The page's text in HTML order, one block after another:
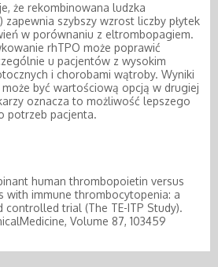
że rekombinowana ludzka
szybszy wzrost liczby płytek
w porównaniu z eltrombopagiem.
rhTPO może poprawić
u pacjentów z wysokim
i chorobami wątroby. Wyniki
być wartościową opcją w drugiej
oznacza to możliwość lepszego
potrzeb pacjenta.
human thrombopoietin versus
with immune thrombocytopenia: a
controlled trial (The TE-ITP Study).
Volume 87, 103459